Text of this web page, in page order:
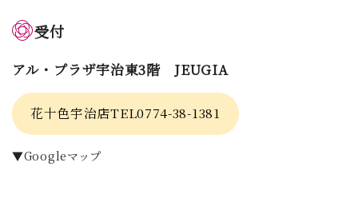
受付
アル・プラザ宇治東3階 JEUGIA
花十色宇治店TEL0774-38-1381
▼Googleマップ